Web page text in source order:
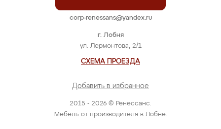
2015 - 2026 © Ренессанс.
Мебель от производителя в Лобне.
г. Лобня
ул. Лермонтова, 2/1
СХЕМА ПРОЕЗДА
Добавить в избранное
corp-renessans@yandex.ru